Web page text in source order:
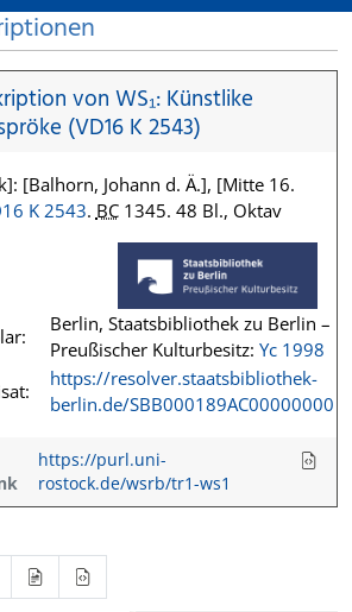
von WS₁: Künstlike
(VD16 K 2543)
[Balhorn, Johann d. Ä.], [Mitte 16.
K 2543. BC1345. 48 Bl., Oktav
Berlin, Staatsbibliothek zu Berlin –
Preußischer Kulturbesitz: Yc 1998
https://resolver.staatsbibliothek-
berlin.de/SBB000189AC00000000
https://purl.uni-
rostock.de/wsrb/tr1-ws1